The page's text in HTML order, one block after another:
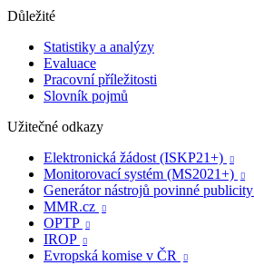
Důležité
Statistiky a analýzy
Evaluace
Pracovní příležitosti
Slovník pojmů
Užitečné odkazy
Elektronická žádost (ISKP21+)

Monitorovací systém (MS2021+) 
Generátor nástrojů povinné publicity
MMR.cz 
OPTP 
IROP 
Evropská komise v ČR 